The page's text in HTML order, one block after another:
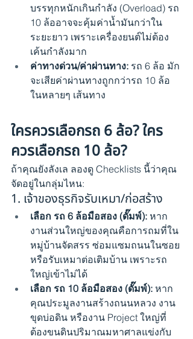
บรรทุกหนักเกินกำลัง (Overload) รถ
10 ล้ออาจจะคุ้มค่าน้ำมันกว่าใน
ระยะยาว เพราะเครื่องยนต์ไม่ต้อง
เค้นกำลังมาก
ค่าทางด่วน/ค่าผ่านทาง: รถ 6 ล้อ มัก
จะเสียค่าผ่านทางถูกกว่ารถ 10 ล้อ
ในหลายๆ เส้นทาง
ใครควรเลือกรถ 6 ล้อ? ใคร
ควรเลือกรถ 10 ล้อ?
ถ้าคุณยังลังเล ลองดู Checklists นี้ว่าคุณ
จัดอยู่ในกลุ่มไหน:
1. เจ้าของธุรกิจรับเหมา/ก่อสร้าง
เลือก รถ 6 ล้อมือสอง (ดั๊มพ์): หาก
งานส่วนใหญ่ของคุณคือการถมที่ใน
หมู่บ้านจัดสรร ซ่อมแซมถนนในซอย
หรือรับเหมาต่อเติมบ้าน เพราะรถ
ใหญ่เข้าไม่ได้
เลือก รถ 10 ล้อมือสอง (ดั๊มพ์): หาก
คุณประมูลงานสร้างถนนหลวง งาน
ขุดบ่อดิน หรืองาน Project ใหญ่ที่
ต้องขนดินปริมาณมหาศาลแข่งกับ